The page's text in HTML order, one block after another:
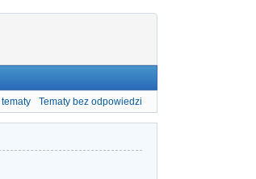
Tematy bez odpowiedzi